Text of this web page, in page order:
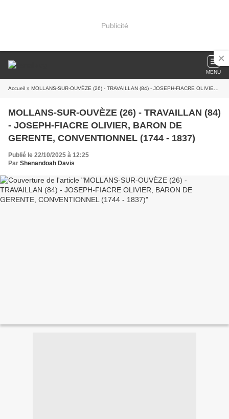
Publicité
MENU
Accueil » MOLLANS-SUR-OUVÈZE (26) - TRAVAILLAN (84) - JOSEPH-FIACRE OLIVIER, BARON DE GERENTE, CONVENTIONNEL (1744 - 1837)
MOLLANS-SUR-OUVÈZE (26) - TRAVAILLAN (84)
- JOSEPH-FIACRE OLIVIER, BARON DE
GERENTE, CONVENTIONNEL (1744 - 1837)
Publié le 22/10/2025 à 12:25
Par Shenandoah Davis